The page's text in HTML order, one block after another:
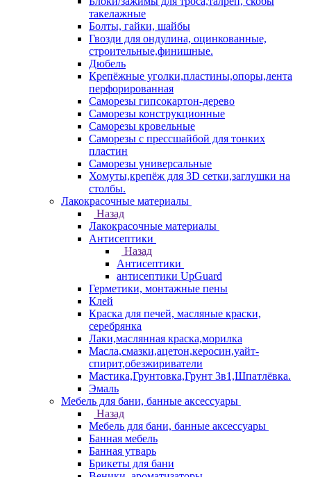
такелажные
Болты, гайки, шайбы
Гвозди для ондулина, оцинкованные,
строительные,финишные.
Дюбель
Крепёжные уголки,пластины,опоры,лента
перфорированная
Саморезы гипсокартон-дерево
Саморезы конструкционные
Саморезы кровельные
Саморезы с прессшайбой для тонких
пластин
Саморезы универсальные
Хомуты,крепёж для 3D сетки,заглушки на
столбы.
Лакокрасочные материалы
Назад
Лакокрасочные материалы
Антисептики
Назад
Антисептики
антисептики UpGuard
Герметики, монтажные пены
Клей
Краска для печей, масляные краски,
серебрянка
Лаки,маслянная краска,морилка
Масла,смазки,ацетон,керосин,уайт-
спирит,обезжириватели
Мастика,Грунтовка,Грунт 3в1,Шпатлёвка.
Эмаль
Мебель для бани, банные аксессуары
Назад
Мебель для бани, банные аксессуары
Банная мебель
Банная утварь
Брикеты для бани